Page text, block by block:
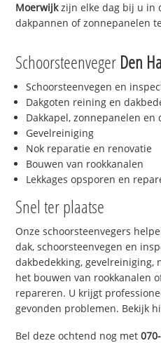
Moerwijkzijn elke dag bij u in
dakpannen of zonnepanelen
Schoorsteenveger Den
Schoorsteenvegen en
Dakgoten reining en
Dakkapel, zonnepanelen
Gevelreiniging
Nok reparatie en renovatie
Bouwen van rookkanalen
Lekkages opsporen en
Snel ter plaatse
Onze schoorsteenvegers
dak, schoorsteenvegen en
dakbedekking, gevelreiniging,
het bouwen van rookkanalen
repareren. U krijgt
gevonden problemen. Bekijk
Bel deze ochtend nog met